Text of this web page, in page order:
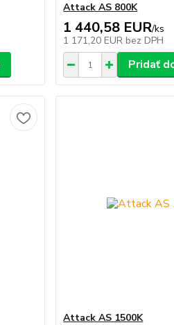
Attack AS 800K
1 440,58 EUR/ks
1 171,20 EUR bez DPH
Pridať
Attack AS 1500K